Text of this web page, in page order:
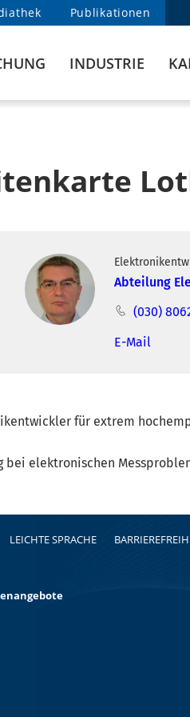
Publikationen
INDUSTRIE
Abteilung
(030)
E-Mail
für extrem
bei elektronischen
LEICHTE SPRACHE